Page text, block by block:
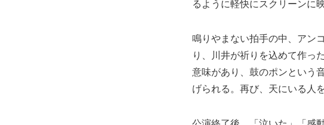
るように軽快にスクリーンに
鳴りやまない拍手の中、アン
り、川井が祈りを込めて作っ
意味があり、鼓のポンという
げられる。再び、天にいる人を